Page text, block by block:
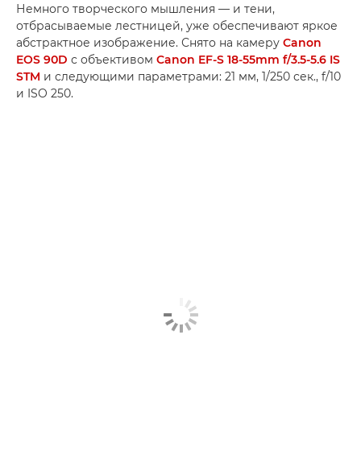
Немного творческого мышления — и тени,
отбрасываемые лестницей, уже обеспечивают яркое
абстрактное изображение. Снято на камеру Canon
EOS 90D с объективом Canon EF-S 18-55mm f/3.5-5.6 IS
STM и следующими параметрами: 21 мм, 1/250 сек., f/10
и ISO 250.